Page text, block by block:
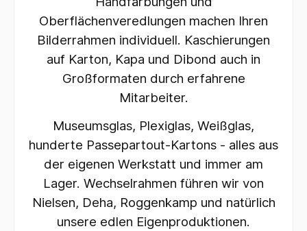
Oberflächenveredlungen machen Ihren
Bilderrahmen individuell. Kaschierungen
auf Karton, Kapa und Dibond auch in
Großformaten durch erfahrene
Mitarbeiter.
Museumsglas, Plexiglas, Weißglas,
hunderte Passepartout-Kartons - alles aus
der eigenen Werkstatt und immer am
Lager. Wechselrahmen führen wir von
Nielsen, Deha, Roggenkamp und natürlich
unsere edlen Eigenproduktionen.